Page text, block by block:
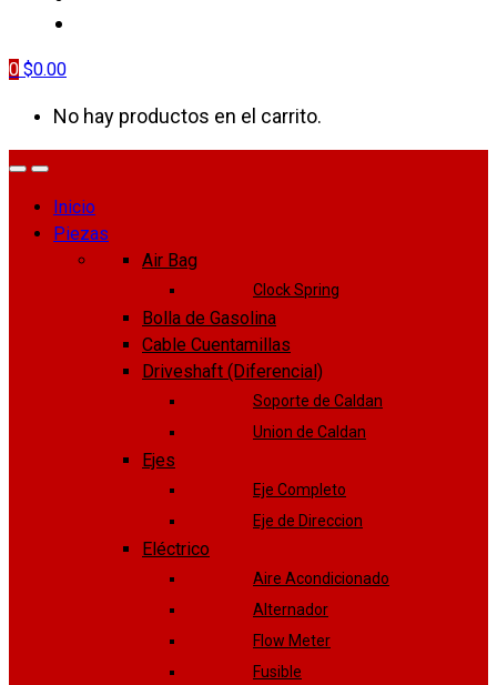
0 $0.00
No hay productos en el carrito.
Inicio
Piezas
Air Bag
Clock Spring
Bolla de Gasolina
Cable Cuentamillas
Driveshaft (Diferencial)
Soporte de Caldan
Union de Caldan
Ejes
Eje Completo
Eje de Direccion
Eléctrico
Aire Acondicionado
Alternador
Flow Meter
Fusible